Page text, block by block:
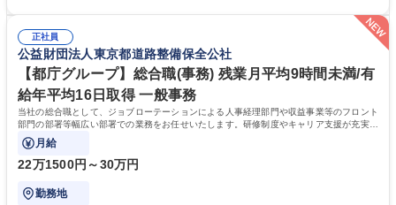
常に改善を目指す風土のため、安心して業務に取り組んでいただけます。
募集職種 【大阪・京都・滋賀】営業事務 ※未経験可
により、キーエンスの付加価値向上に貢献します。ベースの定型業務に加
えて、お客様や社員の状況に合わせ、能動的なサポート、改善の動きも期
待され。組織を支えるスペシャリストとして、チームに貢献し、結果的に
社員から頼られる存在になることができます。平均19:30の退勤以降の業
務の持ち帰りも禁止されており、メリハリのある働き方となります。 学
歴・資格 学歴：大学院 大学 高専 短大 語学力： 資格：
正社員
公益財団法人東京都道路整備保全公社
【都庁グループ】総合職(事務) 残業月平均9時間未満/有
給年平均16日取得 一般事務
当社の総合職として、ジョブローテーションによる人事経理部門や収益事業等のフロント
部門の部署等幅広い部署での業務をお任せいたします。研修制度やキャリア支援が充実し
ております！ ※下記業務詳細
月給
22万1500円～30万円
勤務地